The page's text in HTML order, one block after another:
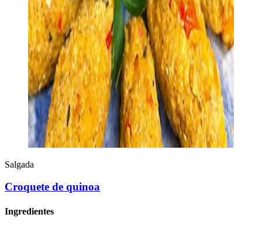
Salgada
Croquete de quinoa
Ingredientes